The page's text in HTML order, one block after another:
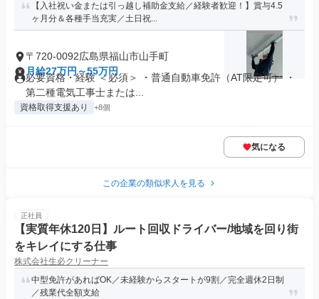
【入社祝い金または引っ越し補助金支給／経験者歓迎！】賞与4.5
ヶ月分＆各種手当充実／土日祝...
〒720-0092広島県福山市山手町
月給27万円～55万円
必要資格・経験 ＜必須＞ ・普通自動車免許（AT限定可） ・
第二種電気工事士または...
資格取得支援あり +8個
気になる
この企業の類似求人を見る
正社員
【実質年休120日】ルート回収ドライバー/地域を回り街
をキレイにする仕事
株式会社生必クリーナー
中型免許があればOK／未経験からスタートが9割／完全週休2日制
／残業代全額支給